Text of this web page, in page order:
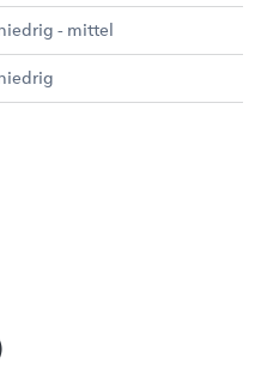
- mittel